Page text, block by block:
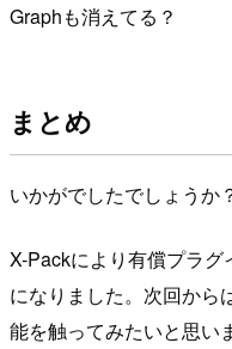
Graphも消えてる？
まとめ
いかがでしたでしょうか
X-Packにより有償プラグ
になりました。次回から
能を触ってみたいと思い